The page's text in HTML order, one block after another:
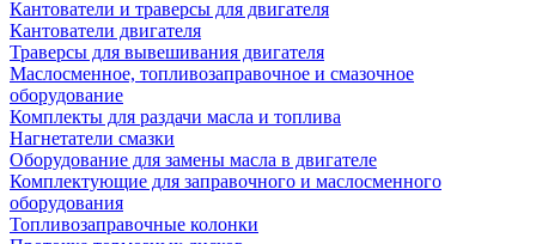
Кантователи и траверсы для двигателя
Кантователи двигателя
Траверсы для вывешивания двигателя
Маслосменное, топливозаправочное и смазочное
оборудование
Комплекты для раздачи масла и топлива
Нагнетатели смазки
Оборудование для замены масла в двигателе
Комплектующие для заправочного и маслосменного
оборудования
Топливозаправочные колонки